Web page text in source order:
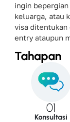
ingin
keluarga, atau
visa ditentukan
entry ataupun
Tahapan
01
Konsultasi